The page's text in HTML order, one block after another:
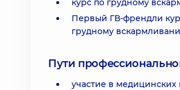
курс по грудному
Первый ГВ-френдли
грудному
Пути
участие в медицинских